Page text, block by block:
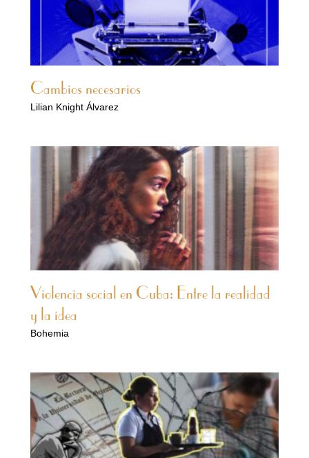
Cambios necesarios
Lilian Knight Álvarez
Violencia social en Cuba: Entre la realidad
y la idea
Bohemia